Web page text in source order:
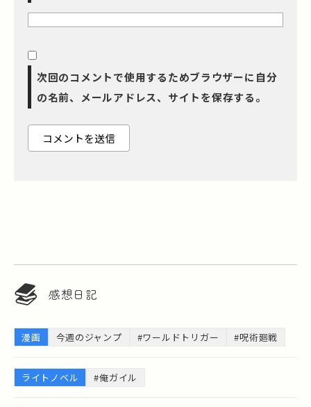
次回のコメントで使用するためブラウザーに自分
の名前、メールアドレス、サイトを保存する。
感想日記
漫画 今週のジャンプ #ワールドトリガー #呪術廻戦
ライトノベル #俺ガイル